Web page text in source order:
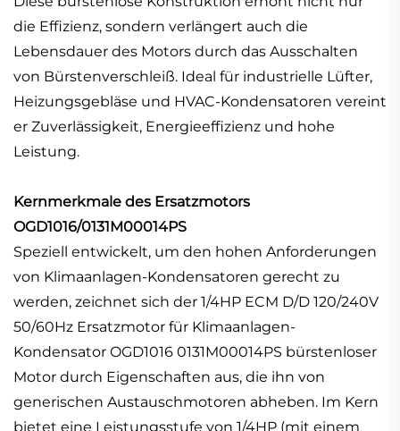
die Effizienz, sondern verlängert auch die
Lebensdauer des Motors durch das Ausschalten
von Bürstenverschleiß. Ideal für industrielle Lüfter,
Heizungsgebläse und HVAC-Kondensatoren vereint
er Zuverlässigkeit, Energieeffizienz und hohe
Leistung.
Kernmerkmale des Ersatzmotors
OGD1016/0131M00014PS
Speziell entwickelt, um den hohen Anforderungen
von Klimaanlagen-Kondensatoren gerecht zu
werden, zeichnet sich der 1/4HP ECM D/D 120/240V
50/60Hz Ersatzmotor für Klimaanlagen-
Kondensator OGD1016 0131M00014PS bürstenloser
Motor durch Eigenschaften aus, die ihn von
generischen Austauschmotoren abheben. Im Kern
bietet eine Leistungsstufe von 1/4HP (mit einem